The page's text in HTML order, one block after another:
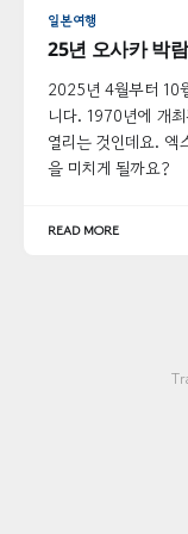
일본여행
25년 오사카 박
2025년 4월부터 10
니다. 1970년에 개
열리는 것인데요.
을 미치게 될까요?
READ MORE